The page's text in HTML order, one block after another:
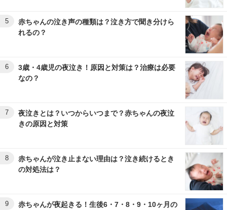
5
赤ちゃんの泣き声の種類は？泣き方で聞き分けら
れるの？
6
3歳・4歳児の夜泣き！原因と対策は？治療は必要
なの？
7
夜泣きとは？いつからいつまで？赤ちゃんの夜泣
きの原因と対策
8
赤ちゃんが泣き止まない理由は？泣き続けるとき
の対処法は？
9
赤ちゃんが夜起きる！生後6・7・8・9・10ヶ月の